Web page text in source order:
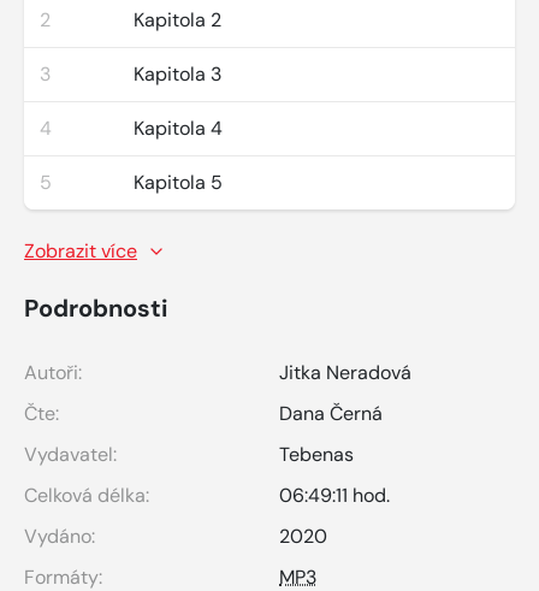
2 Kapitola 2
3 Kapitola 3
4 Kapitola 4
5 Kapitola 5
Zobrazit více
Podrobnosti
Autoři:
Jitka Neradová
Čte:
Dana Černá
Vydavatel:
Tebenas
Celková délka:
06:49:11 hod.
Vydáno:
2020
Formáty:
MP3